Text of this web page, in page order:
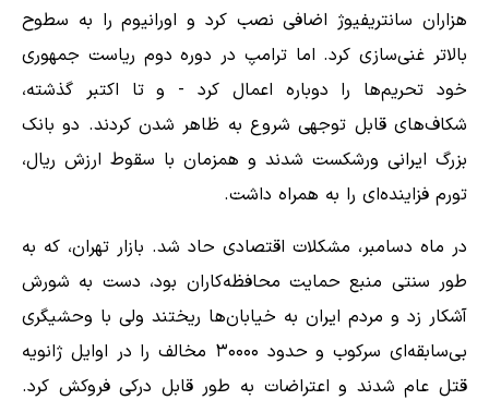
هزاران سانتریفیوژ اضافی نصب کرد و اورانیوم را به سطوح
بالاتر غنی‌سازی کرد. اما ترامپ در دوره دوم ریاست جمهوری
خود تحریم‌ها را دوباره اعمال کرد - و تا اکتبر گذشته،
شکاف‌های قابل توجهی شروع به ظاهر شدن کردند. دو بانک
بزرگ ایرانی ورشکست شدند و همزمان با سقوط ارزش ریال،
تورم فزاینده‌ای را به همراه داشت.
در ماه دسامبر، مشکلات اقتصادی حاد شد. بازار تهران، که به
طور سنتی منبع حمایت محافظه‌کاران بود، دست به شورش
آشکار زد و مردم ایران به خیابان‌ها ریختند ولی با وحشیگری
بی‌سابقه‌ای سرکوب و حدود ۳۰۰۰۰ مخالف را در اوایل ژانویه
قتل عام شدند و اعتراضات به طور قابل درکی فروکش کرد.